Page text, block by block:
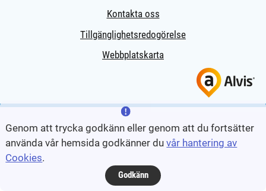
Kontakta oss
Tillgänglighetsredogörelse
Webbplatskarta
Genom att trycka godkänn eller genom att du fortsätter
använda vår hemsida godkänner duvår hantering av
Cookies.
Godkänn